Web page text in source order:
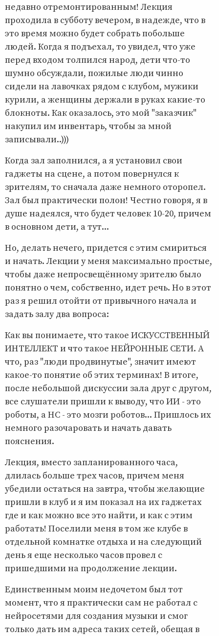
недавно отремонтированным! Лекция
проходила в субботу вечером, в надежде, что в
это время можно будет собрать побольше
людей. Когда я подъехал, то увидел, что уже
перед входом толпился народ, дети что-то
шумно обсуждали, пожилые люди чинно
сидели на лавочках рядом с клубом, мужики
курили, а женщины держали в руках какие-то
блокноты. Как оказалось, это мой "заказчик"
накупил им инвентарь, чтобы за мной
записывали..)))
Когда зал заполнился, а я установил свои
гаджеты на сцене, а потом повернулся к
зрителям, то сначала даже немного оторопел.
Зал был практически полон! Честно говоря, я в
душе надеялся, что будет человек 10-20, причем
в основном дети, а тут...
Но, делать нечего, придется с этим смириться
и начать. Лекции у меня максимально простые,
чтобы даже непросвещённому зрителю было
понятно о чем, собственно, идет речь. Но в этот
раз я решил отойти от привычного начала и
задать залу два вопроса:
Как вы понимаете, что такое ИСКУССТВЕННЫЙ
ИНТЕЛЛЕКТ и что такое НЕЙРОННЫЕ СЕТИ. А
что, раз "люди продвинутые", значит имеют
какое-то понятие об этих терминах! В итоге,
после небольшой дискуссии зала друг с другом,
все слушатели пришли к выводу, что ИИ - это
роботы, а НС - это мозги роботов... Пришлось их
немного разочаровать и начать давать
пояснения.
Лекция, вместо запланированного часа,
длилась больше трех часов, причем меня
убедили остаться на завтра, чтобы желающие
пришли в клуб и я им показал на их гаджетах
где и как можно все это найти, и как с этим
работать! Поселили меня в том же клубе в
отдельной комнатке отдыха и на следующий
день я еще несколько часов провел с
пришедшими на продолжение лекции.
Единственным моим недочетом был тот
момент, что я практически сам не работал с
нейросетями для создания музыки и смог
только дать им адреса таких сетей, обещая в